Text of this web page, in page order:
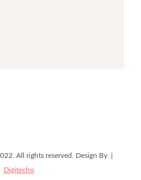
All rights reserved. Design By |
Digitecho